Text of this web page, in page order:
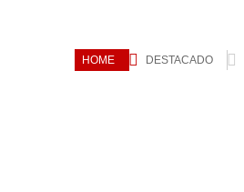
HOME DESTACADO